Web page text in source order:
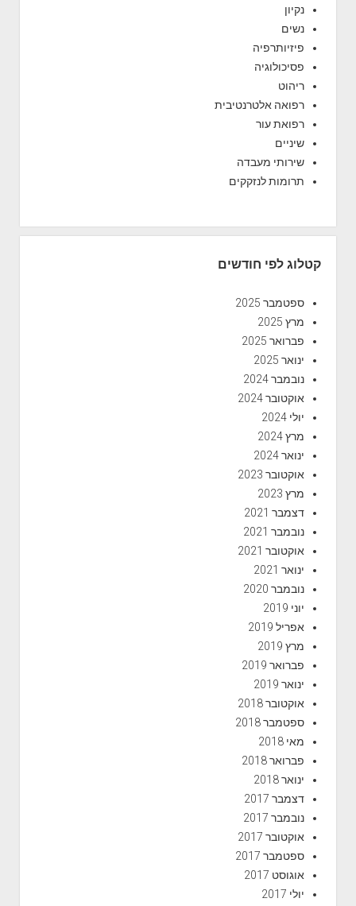
נקיון
נשים
פיזיותרפיה
פסיכולוגיה
ריהוט
רפואה אלטרנטיבית
רפואת עור
שיניים
שירותי מעבדה
תרומות לנזקקים
קטלוג לפי חודשים
ספטמבר 2025
מרץ 2025
פברואר 2025
ינואר 2025
נובמבר 2024
אוקטובר 2024
יולי 2024
מרץ 2024
ינואר 2024
אוקטובר 2023
מרץ 2023
דצמבר 2021
נובמבר 2021
אוקטובר 2021
ינואר 2021
נובמבר 2020
יוני 2019
אפריל 2019
מרץ 2019
פברואר 2019
ינואר 2019
אוקטובר 2018
ספטמבר 2018
מאי 2018
פברואר 2018
ינואר 2018
דצמבר 2017
נובמבר 2017
אוקטובר 2017
ספטמבר 2017
אוגוסט 2017
יולי 2017